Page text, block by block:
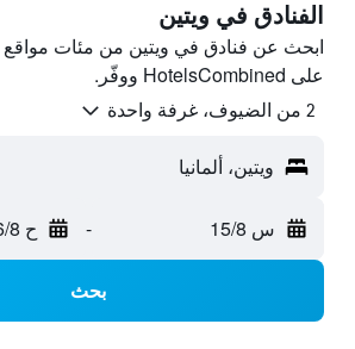
الفنادق في ويتين
ابحث عن فنادق في ويتين من مئات مواقع
على HotelsCombined ووفّر.
2 من الضيوف، غرفة واحدة
ويتين، ألمانيا
س 15/8 - ح 16/8
بحث